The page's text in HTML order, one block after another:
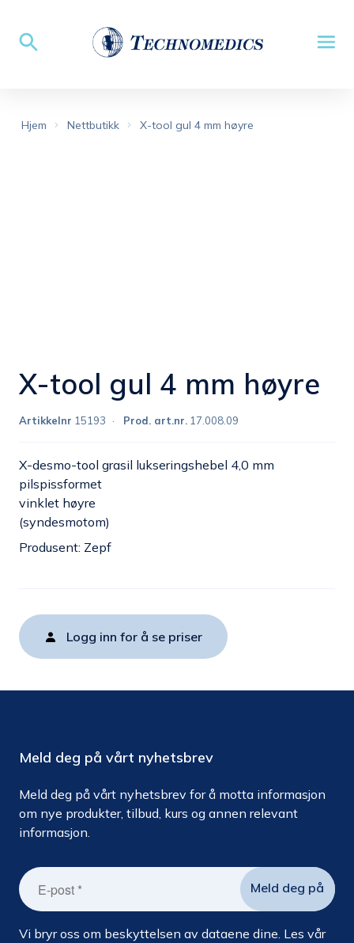
Hjem Nettbutikk X-tool gul 4 mm høyre
X-tool gul 4 mm høyre
Artikkelnr 15193 Prod. art.nr. 17.008.09
X-desmo-tool grasil lukseringshebel 4,0 mm
pilspissformet
vinklet høyre
(syndesmotom)
Produsent: Zepf
Logg inn for å se priser
Meld deg på vårt nyhetsbrev
Meld deg på vårt nyhetsbrev for å motta informasjon
om nye produkter, tilbud, kurs og annen relevant
informasjon.
Vi bryr oss om beskyttelsen av dataene dine. Les vår